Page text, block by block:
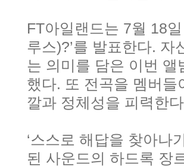
FT아일랜드는 7월 18
루스)?’를 발표한다.
는 의미를 담은 이번 앨
했다. 또 전곡을 멤버
깔과 정체성을 피력한
‘스스로 해답을 찾아나
된 사운드의 하드록 장